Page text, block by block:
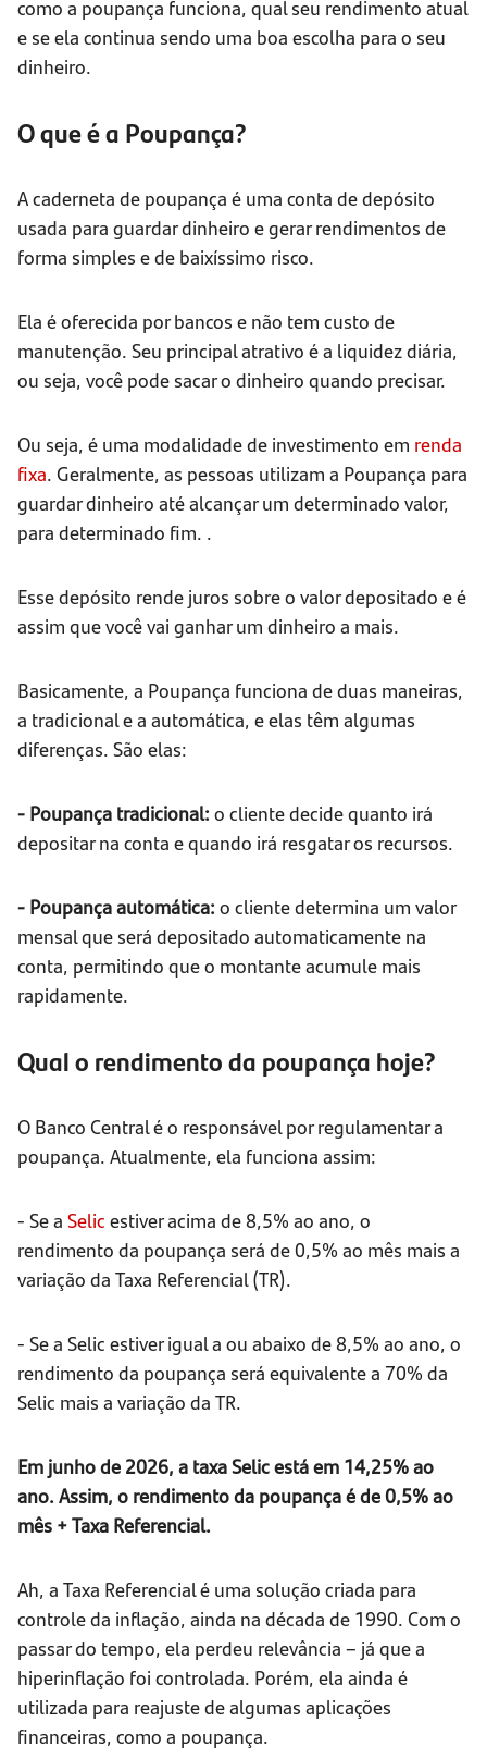
como a poupança funciona, qual seu rendimento atual
e se ela continua sendo uma boa escolha para o seu
dinheiro.
O que é a Poupança?
A caderneta de poupança é uma conta de depósito
usada para guardar dinheiro e gerar rendimentos de
forma simples e de baixíssimo risco.
Ela é oferecida por bancos e não tem custo de
manutenção. Seu principal atrativo é a liquidez diária,
ou seja, você pode sacar o dinheiro quando precisar.
Ou seja, é uma modalidade de investimento em renda
fixa. Geralmente, as pessoas utilizam a Poupança para
guardar dinheiro até alcançar um determinado valor,
para determinado fim. .
Esse depósito rende juros sobre o valor depositado e é
assim que você vai ganhar um dinheiro a mais.
Basicamente, a Poupança funciona de duas maneiras,
a tradicional e a automática, e elas têm algumas
diferenças. São elas:
- Poupança tradicional: o cliente decide quanto irá
depositar na conta e quando irá resgatar os recursos.
- Poupança automática: o cliente determina um valor
mensal que será depositado automaticamente na
conta, permitindo que o montante acumule mais
rapidamente.
Qual o rendimento da poupança hoje?
O Banco Central é o responsável por regulamentar a
poupança. Atualmente, ela funciona assim:
- Se a Selic estiver acima de 8,5% ao ano, o
rendimento da poupança será de 0,5% ao mês mais a
variação da Taxa Referencial (TR).
- Se a Selic estiver igual a ou abaixo de 8,5% ao ano, o
rendimento da poupança será equivalente a 70% da
Selic mais a variação da TR.
Em junho de 2026, a taxa Selic está em 14,25% ao
ano. Assim, o rendimento da poupança é de 0,5% ao
mês + Taxa Referencial.
Ah, a Taxa Referencial é uma solução criada para
controle da inflação, ainda na década de 1990. Com o
passar do tempo, ela perdeu relevância – já que a
hiperinflação foi controlada. Porém, ela ainda é
utilizada para reajuste de algumas aplicações
financeiras, como a poupança.